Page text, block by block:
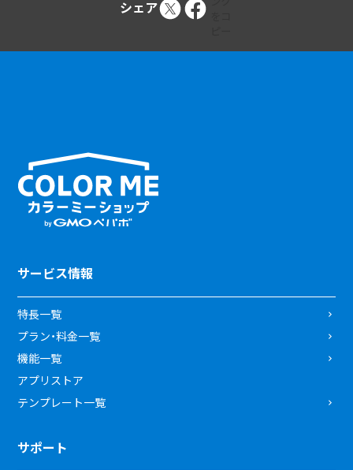
シェア
サービス情報
特長一覧
プラン・料金一覧
機能一覧
アプリストア
テンプレート一覧
サポート